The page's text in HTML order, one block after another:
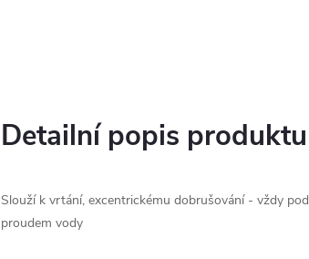
Detailní popis produktu
Slouží k vrtání, excentrickému dobrušování - vždy pod
proudem vody